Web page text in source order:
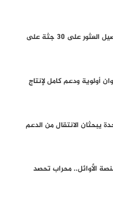
شهود يكشفون تفاصيل العثور على 30 جثة على
أولوية ودعم كامل لإنتاج
يبحثان الانتقال من الدعم
الأوائل.. محراب تحصد